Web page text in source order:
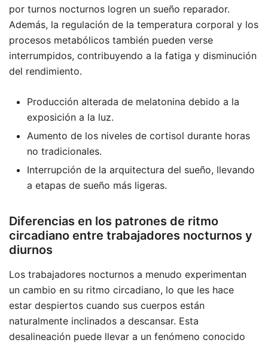
por turnos nocturnos logren un sueño reparador.
Además, la regulación de la temperatura corporal y los
procesos metabólicos también pueden verse
interrumpidos, contribuyendo a la fatiga y disminución
del rendimiento.
Producción alterada de melatonina debido a la
exposición a la luz.
Aumento de los niveles de cortisol durante horas
no tradicionales.
Interrupción de la arquitectura del sueño, llevando
a etapas de sueño más ligeras.
Diferencias en los patrones de ritmo
circadiano entre trabajadores nocturnos y
diurnos
Los trabajadores nocturnos a menudo experimentan
un cambio en su ritmo circadiano, lo que les hace
estar despiertos cuando sus cuerpos están
naturalmente inclinados a descansar. Esta
desalineación puede llevar a un fenómeno conocido